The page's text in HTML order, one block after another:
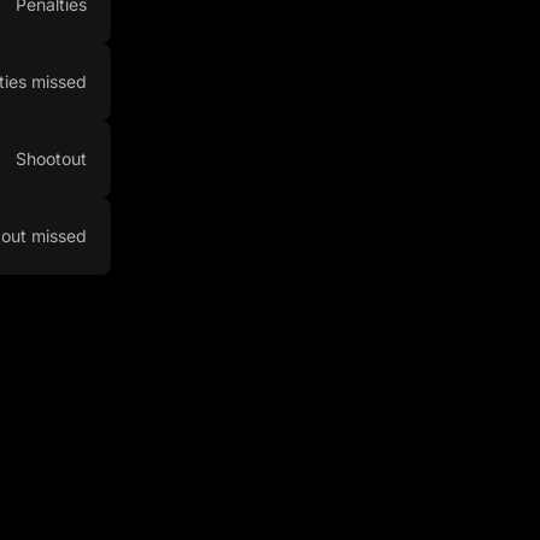
Penalties
missed
Shootout
missed